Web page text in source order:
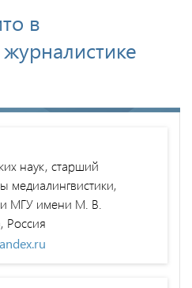
в
наук, старший
медиалингвистики,
МГУ имени М. В.
Россия